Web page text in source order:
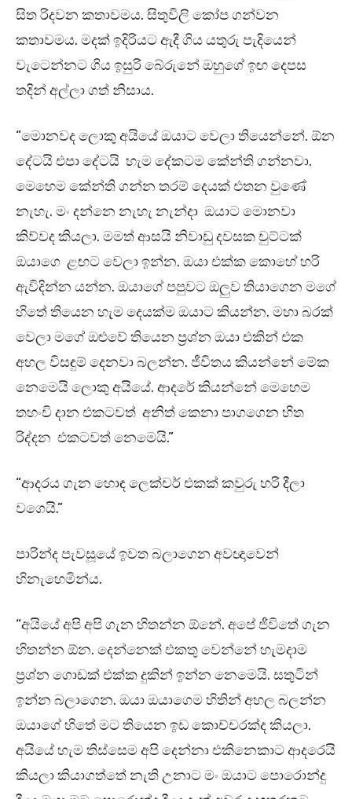
සිත රිදවන කතාවමය. සිතුවිලි කෝප ගන්වන
කතාවමය. මදක් ඉදිරියට ඇදී ගිය යතුරු පැදියෙන්
වැටෙන්නට ගිය ඉසුරි බේරුනේ ඔහුගේ ඉඟ දෙපස
තදින් අල්ලා ගත් නිසාය.
“මොනවද ලොකු අයියේ ඔයාට වෙලා තියෙන්නේ. ඕන
දේටයි එපා දේටයි හැම දේකටම කේන්ති ගන්නවා.
මෙහෙම කේන්ති ගන්න තරම් දෙයක් එතන වුණේ
නැහැ. මං දන්නෙ නැහැ නැන්දා ඔයාට මොනවා
කිව්වද කියලා. මමත් ආසයි නිවාඩු දවසක චුට්ටක්
ඔයාගෙ ළඟට වෙලා ඉන්න. ඔයා එක්ක කොහේ හරි
ඇවිදින්න යන්න. ඔයාගේ පපුවට ඔලුව තියාගෙන මගේ
හිතේ තියෙන හැම දෙයක්ම ඔයාට කියන්න. මහා බරක්
වෙලා මගේ ඔළුවේ තියෙන ප්‍රශ්න ඔයා එකින් එක
අහල විසඳුම් දෙනවා බලන්න. ජීවිතය කියන්නේ මේක
නෙමෙයි ලොකු අයියේ. ආදරේ කියන්නේ මෙහෙම
තහංචි දාන එකටවත් අනිත් කෙනා පාගගෙන හිත
රිද්දන එකටවත් නෙමෙයි.”
“ආදරය ගැන හොඳ ලෙක්චර් එකක් කවුරු හරි දීලා
වගෙයි.”
පාරින්ද පැවසූයේ ඉවත බලාගෙන අවඥාවෙන්
හිනැහෙමින්ය.
“අයියේ අපි අපි ගැන හිතන්න ඕනේ. අපේ ජීවිතේ ගැන
හිතන්න ඕන. දෙන්නෙක් එකතු වෙන්නේ හැමදාම
ප්‍රශ්න ගොඩක් එක්ක දුකින් ඉන්න නෙමෙයි. සතුටින්
ඉන්න බලාගෙන. ඔයා ඔයාගෙම හිතින් අහල බලන්න
ඔයාගේ හිතේ මට තියෙන ඉඩ කොච්චරක්ද කියලා.
අයියේ හැම තිස්සෙම අපි දෙන්නා එකිනෙකාට ආදරෙයි
කියලා කියාගත්තේ නැති උනාට මං ඔයාට පොරොන්දු